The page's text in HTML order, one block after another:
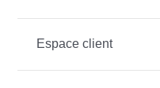
Espace client